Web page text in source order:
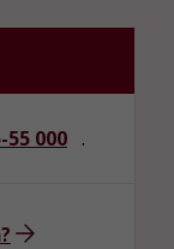
55 000 .